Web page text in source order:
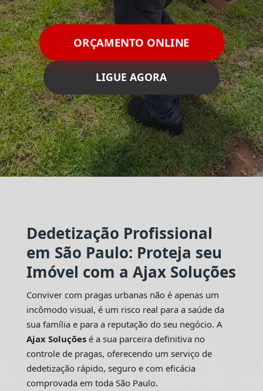
ORÇAMENTO ONLINE
LIGUE AGORA
Dedetização Profissional
em São Paulo: Proteja seu
Imóvel com a Ajax Soluções
Conviver com pragas urbanas não é apenas um
incômodo visual, é um risco real para a saúde da
sua família e para a reputação do seu negócio. A
Ajax Soluçõesé a sua parceira definitiva no
controle de pragas, oferecendo um serviço de
dedetização rápido, seguro e com eficácia
comprovada em toda São Paulo.